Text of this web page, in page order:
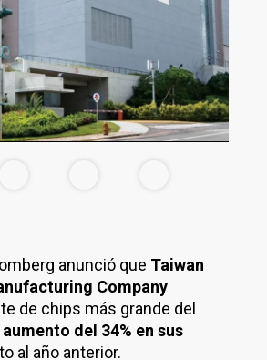
anunció que Taiwan
Company
de chips más grande del
del 34% en sus
al año anterior.